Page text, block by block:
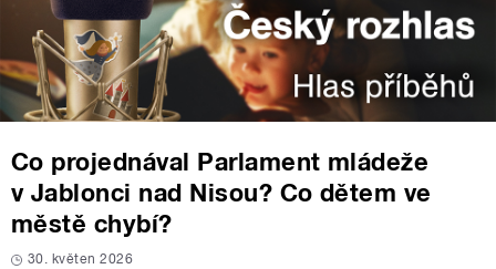
Co projednával Parlament mládeže
v Jablonci nad Nisou? Co dětem ve
městě chybí?
30. květen 2026